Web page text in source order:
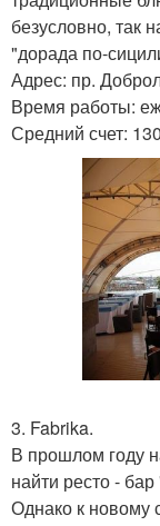
безусловно, так
"дорада по-
Адрес: пр.
Время работы:
Средний счет:
3. Fabrika.
В прошлом году
найти ресто -
Однако к новому